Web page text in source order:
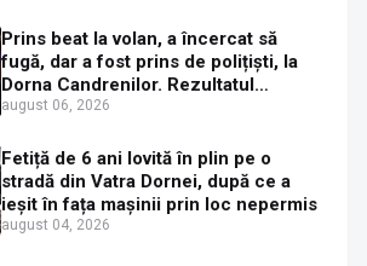
Prins beat la volan, a încercat să
fugă, dar a fost prins de polițiști, la
Dorna Candrenilor. Rezultatul
etilotestului: 1,59 mg/l alcool pur în
august 06, 2026
Fetiță de 6 ani lovită în plin pe o
stradă din Vatra Dornei, după ce a
ieșit în fața mașinii prin loc nepermis
august 04, 2026